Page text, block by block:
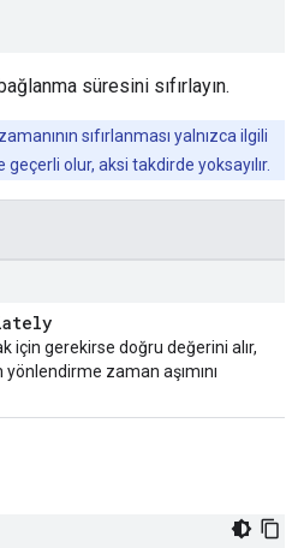
süresini sıfırlayın.
sıfırlanması yalnızca ilgili
olur, aksi takdirde yoksayılır.
için gerekirse doğru değerini alır,
yönlendirme zaman aşımını